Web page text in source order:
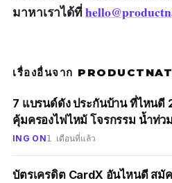
มาหาเราได้ที่
เรื่องอื่นจาก
7 แบรนด์ดัง ประกันบ้าน ที่ไหนดี
คุ้มครองไฟไหม้ โจรกรรม น้ำท่วม
ING ON1 เดือนที่แล้ว
บัตรเครดิต CardX อันไหนดี สมั